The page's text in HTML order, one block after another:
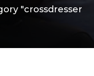
"crossdresser